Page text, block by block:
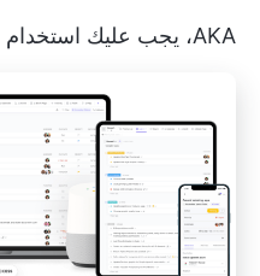
AKA، يجب عليك استخدام